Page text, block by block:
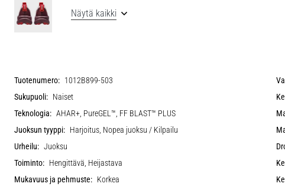
Näytä kaikki
Tuotenumero: 1012B899-503
Sukupuoli: Naiset
Teknologia: AHAR+, PureGEL™, FF BLAST™ PLUS
Juoksun tyyppi: Harjoitus, Nopea juoksu / Kilpailu
Urheilu: Juoksu
Toiminto: Hengittävä, Heijastava
Mukavuus ja pehmuste: Korkea